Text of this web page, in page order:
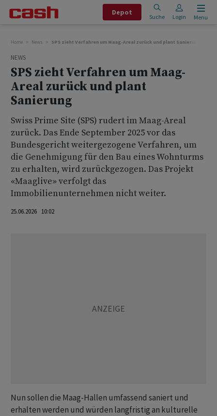
Depot
Suche Login Menu
Home News SPS zieht Verfahren um Maag-Areal zurück und plant Sanierung
NEWS
SPS zieht Verfahren um Maag-
Areal zurück und plant
Sanierung
Swiss Prime Site (SPS) rudert im Maag-Areal
zurück. Das Ende September 2025 vor das
Bundesgericht weitergezogene Verfahren, um
die Genehmigung für den Bau eines Wohnturms
zu erhalten, wird zurückgezogen. Das Projekt
«Maaglive» verfolgt das
Immobilienunternehmen nicht weiter.
25.06.2026 10:02
Nun sollen die Maag-Hallen umfassend saniert und
erhalten werden und würden langfristig an kulturelle